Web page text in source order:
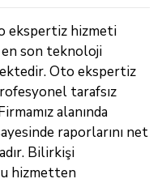
ekspertiz hizmeti
son teknoloji
Oto ekspertiz
tarafsız
alanında
raporlarını net
Bilirkişi
hizmetten